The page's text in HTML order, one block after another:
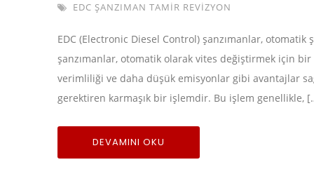
EDC ŞANZIMAN TAMIR REVIZYON
EDC (Electronic Diesel Control) şanzımanlar,
şanzımanlar, otomatik olarak vites değiştirmek için
verimliliği ve daha düşük emisyonlar gibi avantajlar
gerektiren karmaşık bir işlemdir. Bu işlem genellikle,
DEVAMINI OKU